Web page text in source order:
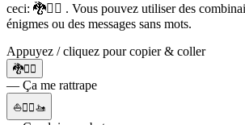
ceci: 🐉🚣‍♀️ . Vous pouvez utiliser des
énigmes ou des messages sans mots.
Appuyez / cliquez pour copier & coller
🐉🚣‍♀️
— Ça me rattrape
⛵🚣‍♀️🚤